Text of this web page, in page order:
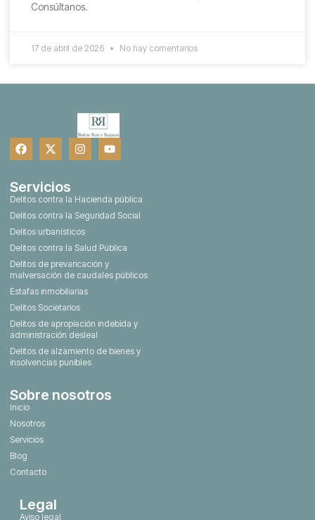
Consúltanos.
17 de abril de 2026 No hay comentarios
Servicios
Delitos contra la Hacienda pública
Delitos contra la Seguridad Social
Delitos urbanísticos
Delitos contra la Salud Pública
Delitos de prevaricación y
malversación de caudales públicos
Estafas inmobiliarias
Delitos Societarios
Delitos de apropiación indebida y
administración desleal
Delitos de alzamiento de bienes y
insolvencias punibles
Sobre nosotros
Inicio
Nosotros
Servicios
Blog
Contacto
Legal
Aviso legal